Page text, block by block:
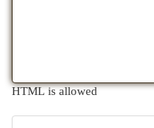
HTML is allowed